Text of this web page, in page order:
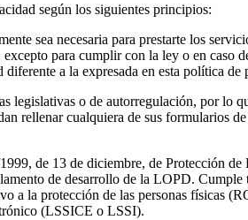
según los siguientes principios:
sea necesaria para prestarte los
para cumplir con la ley o en caso
a la expresada en esta política de
legislativas o de autorregulación, por lo
rellenar cualquiera de sus formularios
de 13 de diciembre, de Protección
de desarrollo de la LOPD.
a la protección de las personas físicas
(LSSICE o LSSI).